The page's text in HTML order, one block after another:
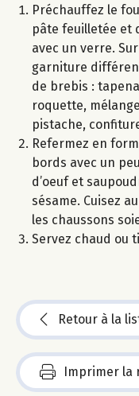
Préchauffez le
pâte feuilletée et
avec un verre.
garniture
de brebis :
roquette,
pistache,
Refermez en
bords avec un
d’oeuf et
sésame. Cuisez
les chaussons
Servez chaud ou
Retour à la
Imprimer la